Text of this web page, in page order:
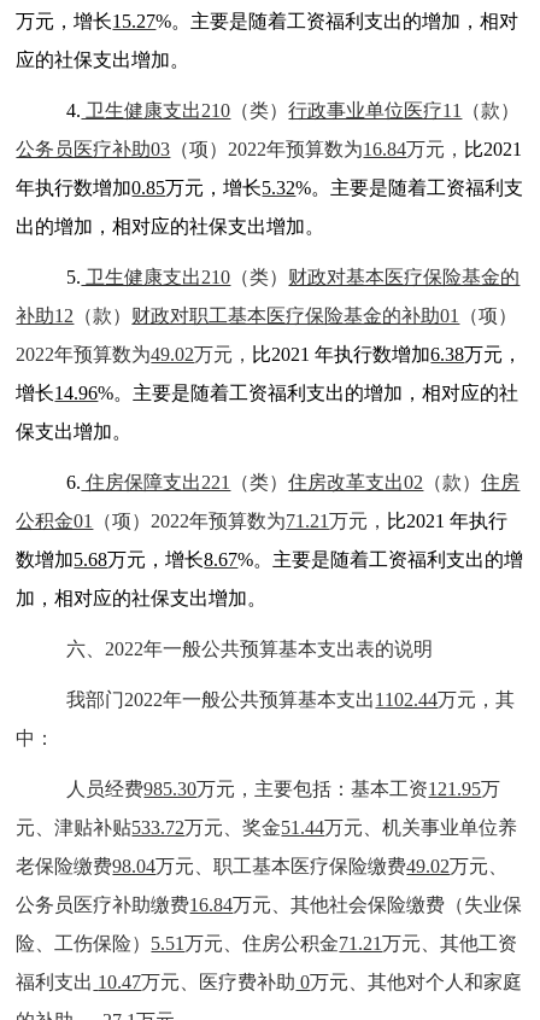
万元，增长15.27%。主要是随着工资福利支出的增加，相对
应的社保支出增加。
4. 卫生健康支出210 （类）行政事业单位医疗11
（款）
公务员医疗补助03 （项）2022年预算数为16.84万元， 比2021
年执行数增加0.85万元，增长5.32%。主要是随着工资福利支
出的增加，相对应的社保支出增加。
5. 卫生健康支出210 （类） 财政对基本医疗保险基金的
补助12 （款） 财政对职工基本医疗保险基金的补助01
（项）
2022年预算数为49.02万元， 比2021 年执行数增加6.38万元，
增长14.96%。主要是随着工资福利支出的增加，相对应的社
保支出增加。
6. 住房保障支出221 （类）住房改革支出02 （款）住房
公积金01
（项）2022年预算数为71.21万元， 比2021 年执行
数增加5.68万元，增长8.67%。主要是随着工资福利支出的增
加，相对应的社保支出增加。
六、2022年一般公共预算基本支出表的说明
我部门2022年一般公共预算基本支出1102.44万元，其
中：
人员经费985.30万元，主要包括：基本工资121.95万
元、津贴补贴533.72万元、奖金51.44万元、机关事业单位养
老保险缴费98.04万元、职工基本医疗保险缴费49.02万元、
公务员医疗补助缴费16.84万元、其他社会保险缴费（失业保
险、工伤保险） 5.51万元、住房公积金71.21万元、其他工资
福利支出 10.47万元、医疗费补助 0万元、其他对个人和家庭